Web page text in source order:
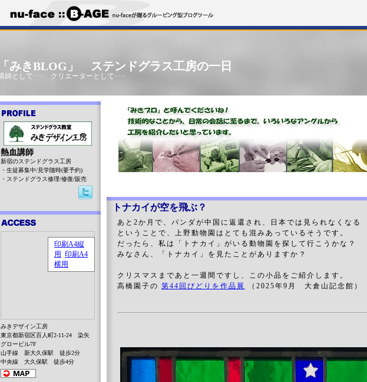
「みきBLOG」 ステンドグラス工房の一日
師として･･･ クリエーターとして･･･
トナカイが空を飛ぶ？
あと2か月で、パンダが中国に返還され、日本では見られなくなる
ということで、上野動物園はとても混みあっているそうです。
だったら、私は「トナカイ」がいる動物園を探して行こうかな？
みなさん、「トナカイ」を見たことがありますか？
クリスマスまであと一週間ですし、この小品をご紹介します。
高橋園子の 第44回びどりを作品展 （2025年9月 大倉山記念館）
熱血講師
新宿のステンドグラス工房
・生徒募集中/見学随時(要予約)
・ステンドグラス修理/修復/販売
みきデザイン工房
東京都新宿区百人町2-11-24 染矢
グロービル7F
山手線 新大久保駅 徒歩2分
中央線 大久保駅 徒歩4分